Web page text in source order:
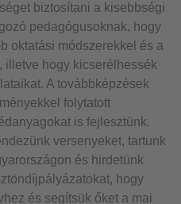
biztosítani a kisebbségi
pedagógusoknak, hogy
oktatási módszerekkel és a
illetve hogy kicserélhessék
A továbbképzések
folytatott
is fejlesztünk.
versenyeket, tartunk
és hirdetünk
hogy
és segítsük őket a mai